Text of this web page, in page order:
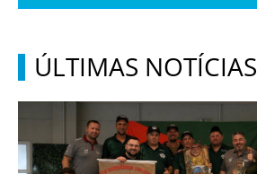
ÚLTIMAS NOTÍCIAS